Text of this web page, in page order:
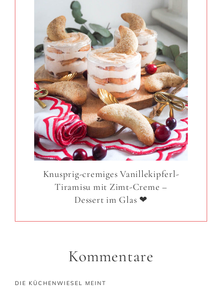
Knusprig-cremiges Vanillekipferl-
Tiramisu mit Zimt-Creme –
Dessert im Glas ❤
Kommentare
DIE KÜCHENWIESEL MEINT